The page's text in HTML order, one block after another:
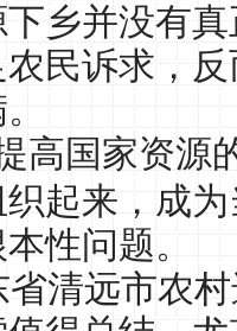
乡并没有
民诉求，
。
高国家资源
起来，成
性问题。
省清远市农